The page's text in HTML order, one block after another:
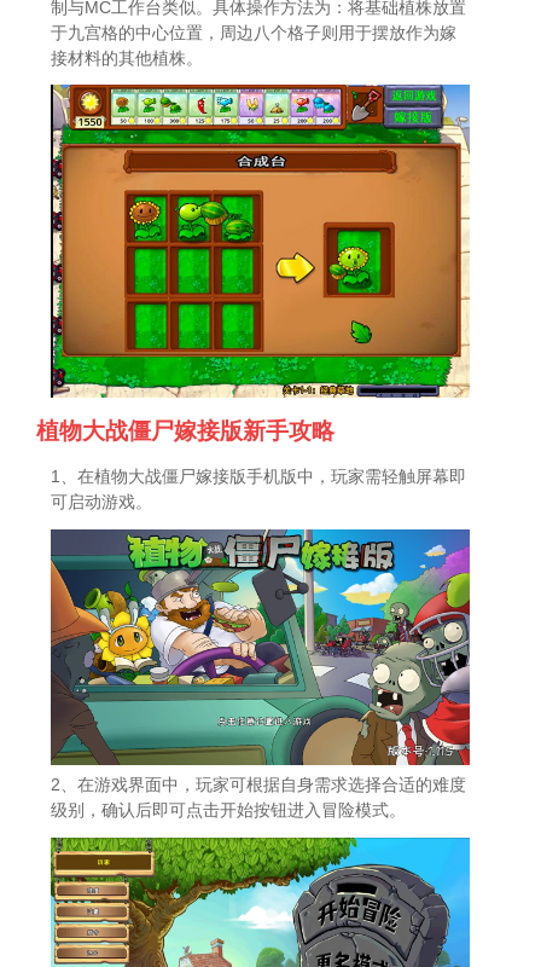
制与MC工作台类似。具体操作方法为：将基础植株放置
于九宫格的中心位置，周边八个格子则用于摆放作为嫁
接材料的其他植株。
植物大战僵尸嫁接版新手攻略
1、在植物大战僵尸嫁接版手机版中，玩家需轻触屏幕即
可启动游戏。
2、在游戏界面中，玩家可根据自身需求选择合适的难度
级别，确认后即可点击开始按钮进入冒险模式。